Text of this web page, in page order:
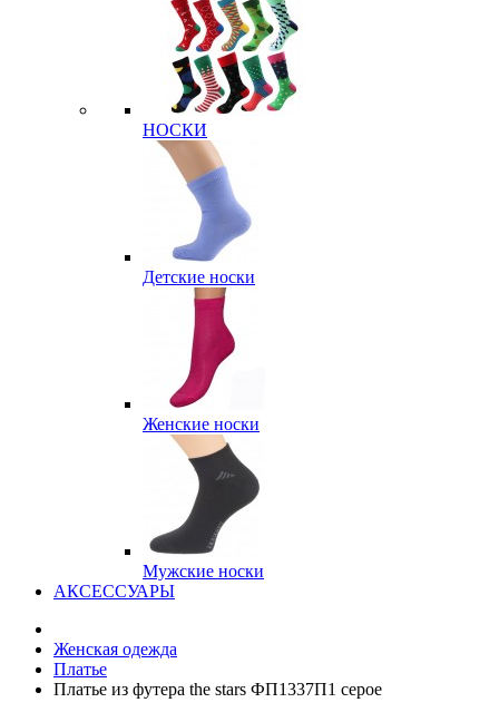
НОСКИ
Детские носки
Женские носки
Мужские носки
АКСЕССУАРЫ
Женская одежда
Платье
Платье из футера the stars ФП1337П1 серое